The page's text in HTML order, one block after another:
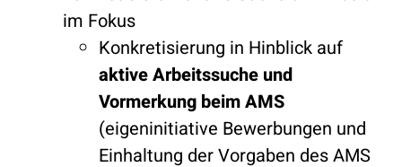
im Fokus
Konkretisierung in Hinblick auf
aktive Arbeitssuche und
Vormerkung beim AMS
(eigeninitiative Bewerbungen und
Einhaltung der Vorgaben des AMS